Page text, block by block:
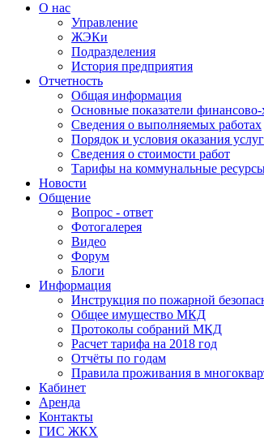
О нас
Управление
ЖЭКи
Подразделения
История предприятия
Отчетность
Общая информация
Основные показатели финансово-
Сведения о выполняемых работах
Порядок и условия оказания услуг
Сведения о стоимости работ
Тарифы на коммунальные
Новости
Общение
Вопрос - ответ
Фотогалерея
Видео
Форум
Блоги
Информация
Инструкция по пожарной
Общее имущество МКД
Протоколы собраний МКД
Расчет тарифа на 2018 год
Отчёты по годам
Правила проживания в
Кабинет
Аренда
Контакты
ГИС ЖКХ